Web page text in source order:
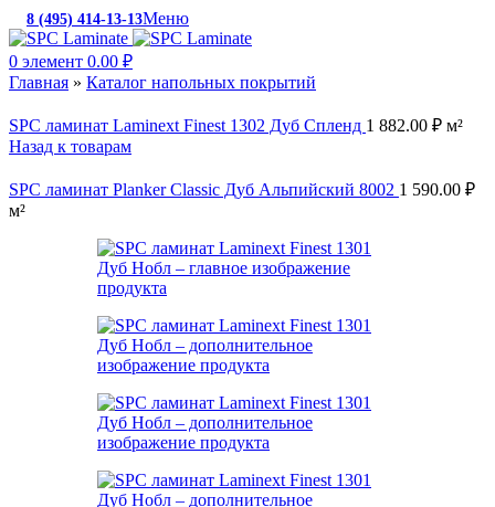
8 (495) 414-13-13Меню
0 элемент 0.00 ₽
Главная » Каталог напольных покрытий
SPC ламинат Laminext Finest 1302 Дуб Спленд 1 882.00 ₽ м²
Назад к товарам
SPC ламинат Planker Classic Дуб Альпийский 8002 1 590.00 ₽
м²